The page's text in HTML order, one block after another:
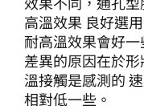
高溫效果 良好選
耐高溫效果會好
差異的原因在於
溫接觸是感測的
相對低一些。